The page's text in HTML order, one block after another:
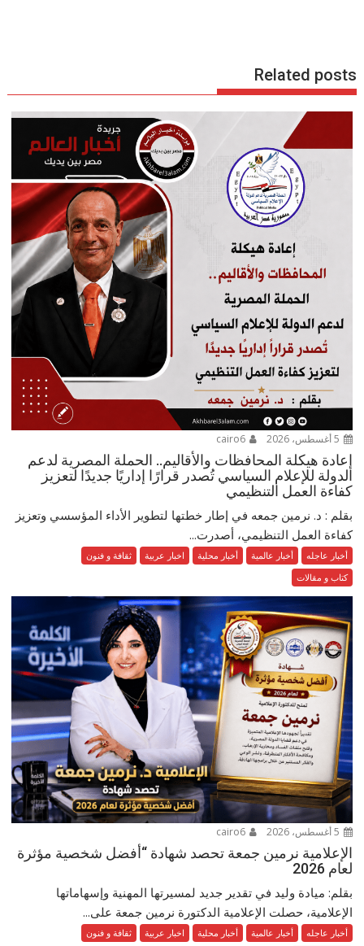
Related posts
cairo6
إعادة هيكلة المحافظات والأقاليم.. الحملة المصرية لدعم
الدولة للإعلام السياسي تُصدر قرارًا إداريًا جديدًا لتعزيز
كفاءة العمل التنظيمي
بقلم : د. نرمين جمعه في إطار خطتها لتطوير الأداء المؤسسي وتعزيز
كفاءة العمل التنظيمي، أصدرت...
أخبار عاجله أخبار عالمية أخبار محلية اخبار عربية
ثقافة و فنون
كتاب و مقالات
cairo6
الإعلامية نرمين جمعة تحصد شهادة “أفضل شخصية مؤثرة
لعام 2026
بقلم: ميادة وليد في تقدير جديد لمسيرتها المهنية وإسهاماتها
الإعلامية، حصلت الإعلامية الدكتورة نرمين جمعة على...
أخبار عاجله أخبار عالمية أخبار محلية اخبار عربية
ثقافة و فنون